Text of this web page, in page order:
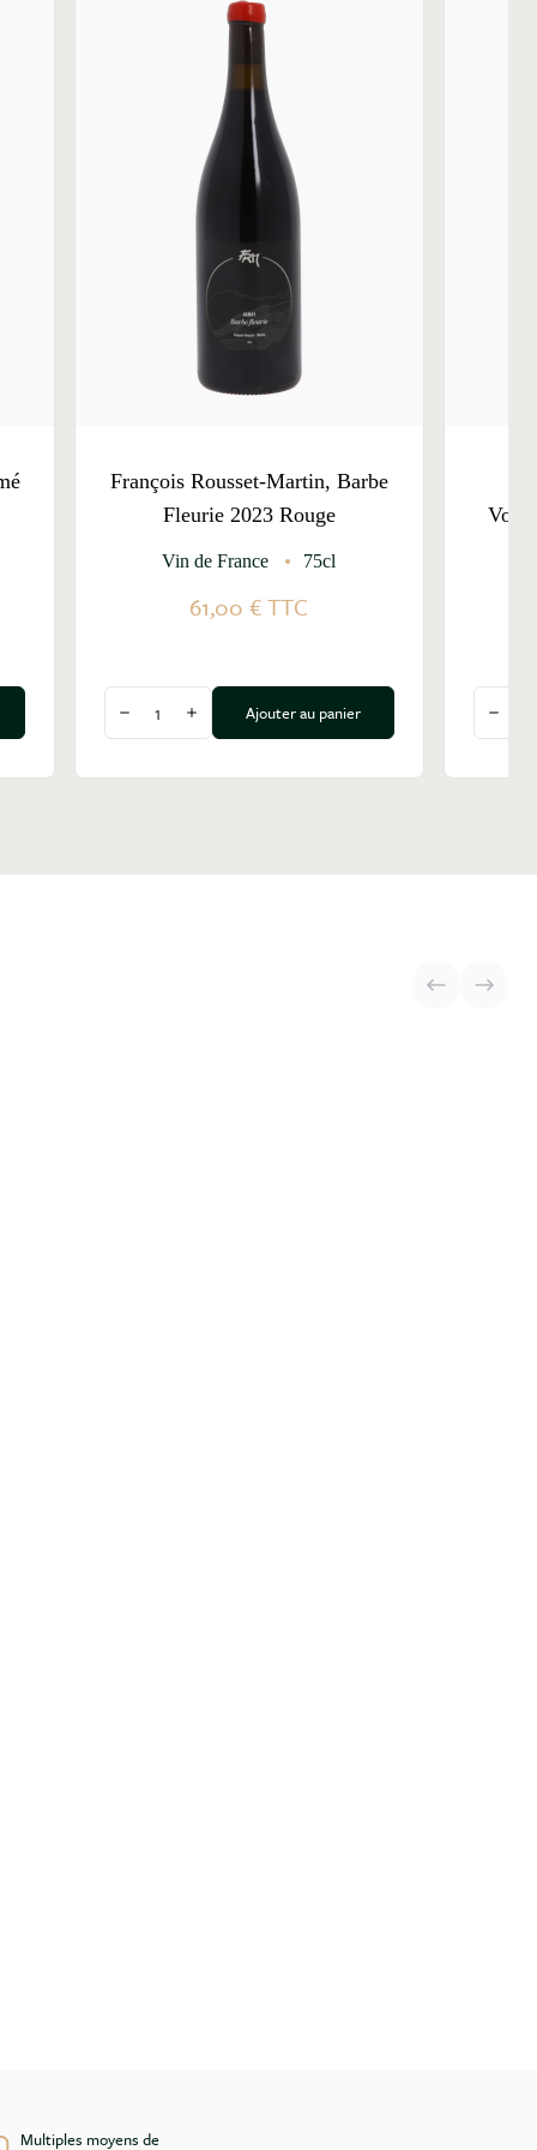
François Rousset-Martin, Barbe
Fleurie 2023 Rouge
Vin de France 75cl
61,00 € TTC
Diminuer la quantité
Augmenter la quantité
Ajouter au panier
Multiples moyens de